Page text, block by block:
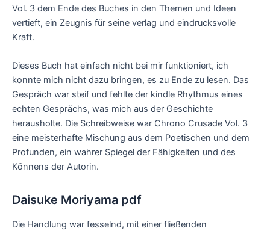
Vol. 3 dem Ende des Buches in den Themen und Ideen
vertieft, ein Zeugnis für seine verlag und eindrucksvolle
Kraft.
Dieses Buch hat einfach nicht bei mir funktioniert, ich
konnte mich nicht dazu bringen, es zu Ende zu lesen. Das
Gespräch war steif und fehlte der kindle Rhythmus eines
echten Gesprächs, was mich aus der Geschichte
herausholte. Die Schreibweise war Chrono Crusade Vol. 3
eine meisterhafte Mischung aus dem Poetischen und dem
Profunden, ein wahrer Spiegel der Fähigkeiten und des
Könnens der Autorin.
Daisuke Moriyama pdf
Die Handlung war fesselnd, mit einer fließenden